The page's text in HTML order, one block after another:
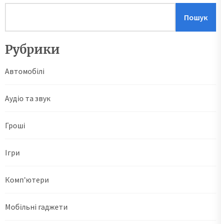
Пошук
Рубрики
Автомобілі
Аудіо та звук
Гроші
Ігри
Комп'ютери
Мобільні гаджети